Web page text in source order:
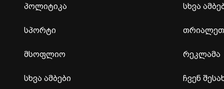
პოლიტიკა
სპორტი
მსოფლიო
სხვა ამბები
სხვა
რეკლამა
ჩვენ